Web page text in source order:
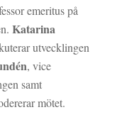
emeritus på
Katarina
utvecklingen
, vice
samt
mötet.